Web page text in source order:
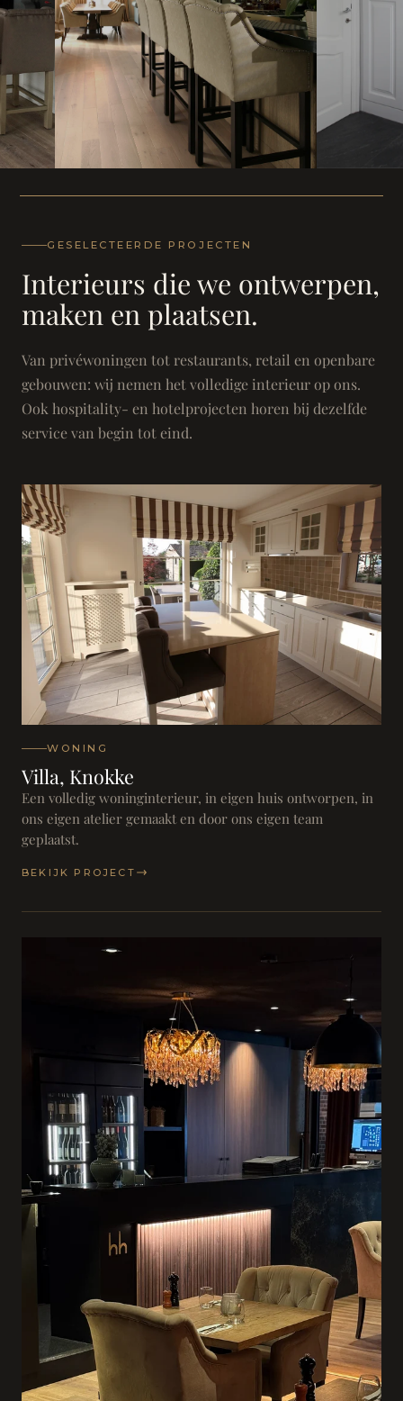
Landhuis - Grimbergen
GESELECTEERDE PROJECTEN
Interieurs die we ontwerpen,
maken en plaatsen.
Van privéwoningen tot restaurants, retail en openbare
gebouwen: wij nemen het volledige interieur op ons.
Ook hospitality- en hotelprojecten horen bij dezelfde
service van begin tot eind.
WONING
Villa, Knokke
Een volledig woninginterieur, in eigen huis ontworpen, in
ons eigen atelier gemaakt en door ons eigen team
geplaatst.
BEKIJK PROJECT